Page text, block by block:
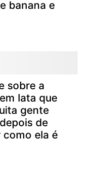
banana e
sobre a
lata que
gente
de
ela é